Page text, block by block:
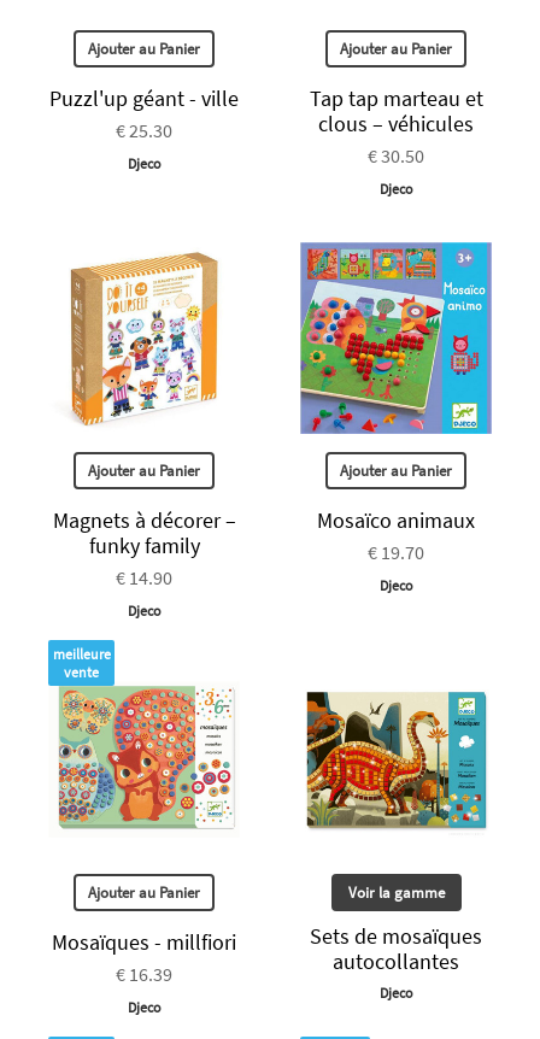
Ajouter au Panier
Puzzl'up géant - ville
€ 25.30
Djeco
Ajouter au Panier
Tap tap marteau et
clous – véhicules
€ 30.50
Djeco
Ajouter au Panier
Magnets à décorer –
funky family
€ 14.90
Djeco
Ajouter au Panier
Mosaïco animaux
€ 19.70
Djeco
meilleure
vente
Ajouter au Panier
Mosaïques - millfiori
€ 16.39
Djeco
Voir la gamme
Sets de mosaïques
autocollantes
Djeco